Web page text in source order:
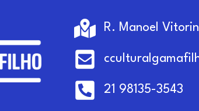
R. Manoel
21 98135-3543